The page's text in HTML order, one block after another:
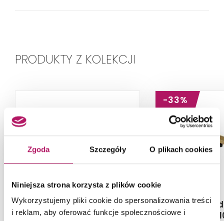
Zgoda Szczegóły O plikach cookies
Niniejsza strona korzysta z plików cookie
Wykorzystujemy pliki cookie do spersonalizowania treści
i reklam, aby oferować funkcje społecznościowe i
PRODUKTY Z KOLEKCJI
IO Nord Slim
OL.NORSL.110.RU.SC.PR
-33%
IO